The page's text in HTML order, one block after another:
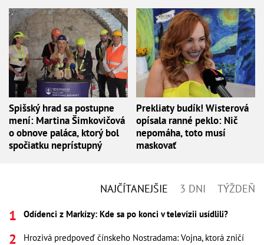
Spišský hrad sa postupne
mení: Martina Šimkovičová
o obnove paláca, ktorý bol
spočiatku neprístupný
Prekliaty budík! Wisterová
opísala ranné peklo: Nič
nepomáha, toto musí
maskovať
NAJČÍTANEJŠIE 3 DNI TÝŽDEŇ
Odídenci z Markízy: Kde sa po konci v televízii usídlili?
Hrozivá predpoveď čínskeho Nostradama: Vojna, ktorá zničí